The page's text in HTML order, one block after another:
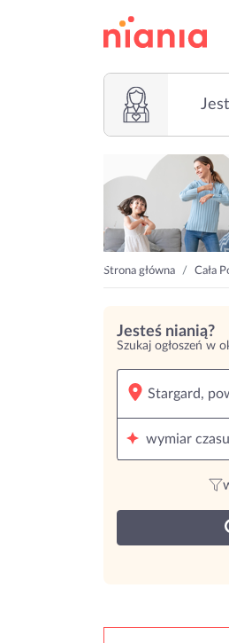
Strona główna Cała
Jesteś nianią?
Szukaj ogłoszeń w
wymiar